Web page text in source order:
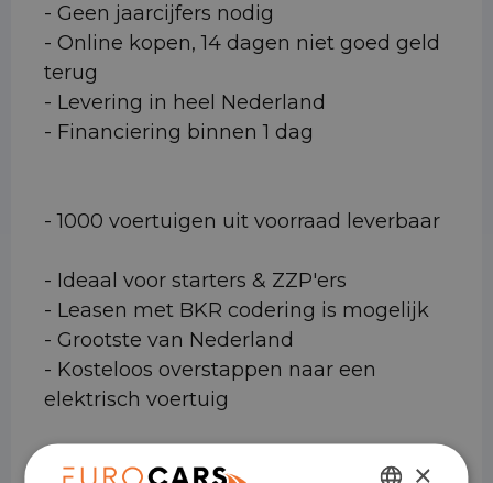
- Geen jaarcijfers nodig
- Online kopen, 14 dagen niet goed geld
terug
- Levering in heel Nederland
- Financiering binnen 1 dag
- 1000 voertuigen uit voorraad leverbaar
- Ideaal voor starters & ZZP'ers
- Leasen met BKR codering is mogelijk
- Grootste van Nederland
- Kosteloos overstappen naar een
elektrisch voertuig
×